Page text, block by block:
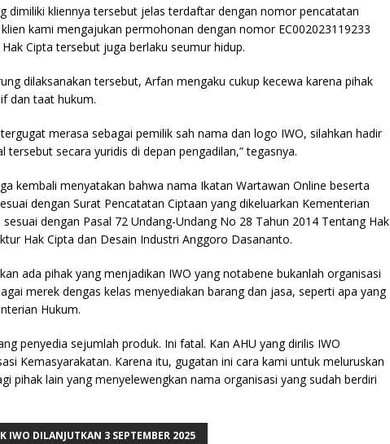
dimiliki kliennya tersebut jelas terdaftar dengan nomor pencatatan
kami mengajukan permohonan dengan nomor EC002023119233
Cipta tersebut juga berlaku seumur hidup.
dilaksanakan tersebut, Arfan mengaku cukup kecewa karena pihak
dan taat hukum.
merasa sebagai pemilik sah nama dan logo IWO, silahkan hadir
tersebut secara yuridis di depan pengadilan,” tegasnya.
kembali menyatakan bahwa nama Ikatan Wartawan Online beserta
dengan Surat Pencatatan Ciptaan yang dikeluarkan Kementerian
dengan Pasal 72 Undang-Undang No 28 Tahun 2014 Tentang Hak
Hak Cipta dan Desain Industri Anggoro Dasananto.
ada pihak yang menjadikan IWO yang notabene bukanlah organisasi
merek dengas kelas menyediakan barang dan jasa, seperti apa yang
Hukum.
penyedia sejumlah produk. Ini fatal. Kan AHU yang dirilis IWO
Kemasyarakatan. Karena itu, gugatan ini cara kami untuk meluruskan
pihak lain yang menyelewengkan nama organisasi yang sudah berdiri
IWO DILANJUTKAN 3 SEPTEMBER 2025